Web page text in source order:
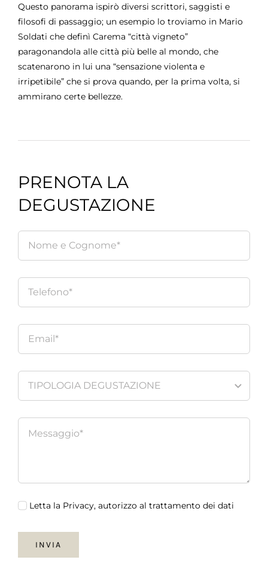
Questo panorama ispirò diversi scrittori, saggisti e
filosofi di passaggio; un esempio lo troviamo in Mario
Soldati che definì Carema “città vigneto”
paragonandola alle città più belle al mondo, che
scatenarono in lui una “sensazione violenta e
irripetibile” che si prova quando, per la prima volta, si
ammirano certe bellezze.
PRENOTA LA
DEGUSTAZIONE
Letta la Privacy, autorizzo al trattamento dei dati
INVIA